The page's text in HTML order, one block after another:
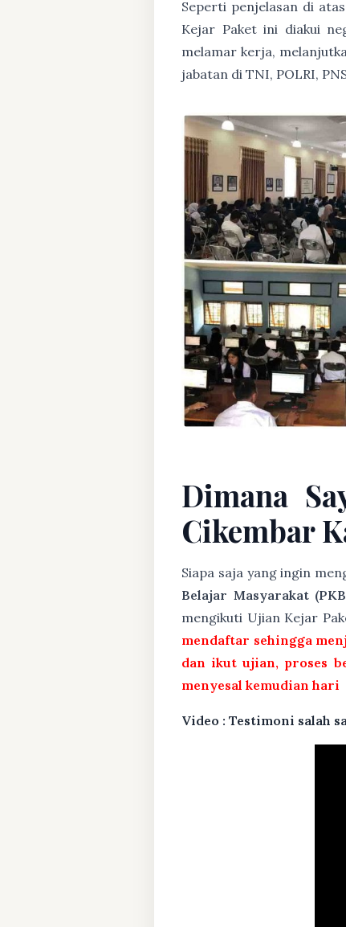
Seperti penjelasan di
Kejar Paket ini diakui
melamar kerja,
jabatan di TNI, POLRI,
Dimana
Cikembar
Siapa saja yang ingin
Belajar Masyarakat
mengikuti Ujian Kejar
mendaftar sehingga
dan ikut ujian, proses
menyesal kemudian hari
Video : Testimoni salah